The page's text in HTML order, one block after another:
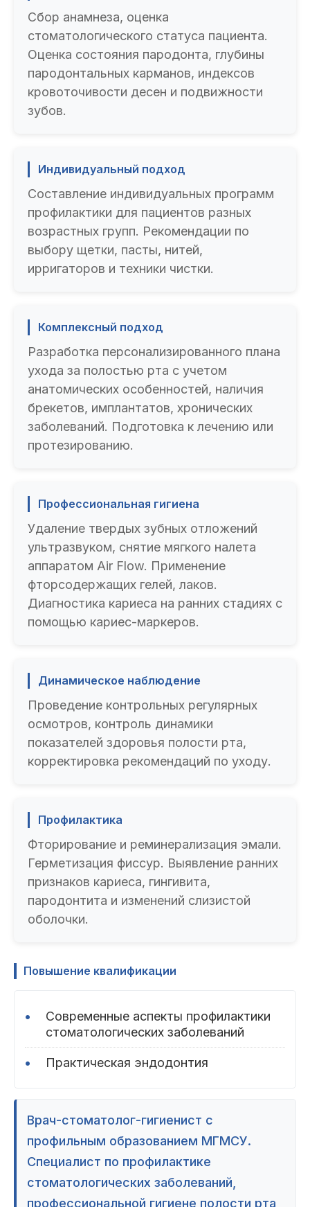
Сбор анамнеза, оценка
стоматологического статуса пациента.
Оценка состояния пародонта, глубины
пародонтальных карманов, индексов
кровоточивости десен и подвижности
зубов.
Индивидуальный подход
Составление индивидуальных программ
профилактики для пациентов разных
возрастных групп. Рекомендации по
выбору щетки, пасты, нитей,
ирригаторов и техники чистки.
Комплексный подход
Разработка персонализированного плана
ухода за полостью рта с учетом
анатомических особенностей, наличия
брекетов, имплантатов, хронических
заболеваний. Подготовка к лечению или
протезированию.
Профессиональная гигиена
Удаление твердых зубных отложений
ультразвуком, снятие мягкого налета
аппаратом Air Flow. Применение
фторсодержащих гелей, лаков.
Диагностика кариеса на ранних стадиях с
помощью кариес-маркеров.
Динамическое наблюдение
Проведение контрольных регулярных
осмотров, контроль динамики
показателей здоровья полости рта,
корректировка рекомендаций по уходу.
Профилактика
Фторирование и реминерализация эмали.
Герметизация фиссур. Выявление ранних
признаков кариеса, гингивита,
пародонтита и изменений слизистой
оболочки.
Повышение квалификации
•
Современные аспекты профилактики
стоматологических заболеваний
• Практическая эндодонтия
Врач-стоматолог-гигиенист с
профильным образованием МГМСУ.
Специалист по профилактике
стоматологических заболеваний,
профессиональной гигиене полости рта